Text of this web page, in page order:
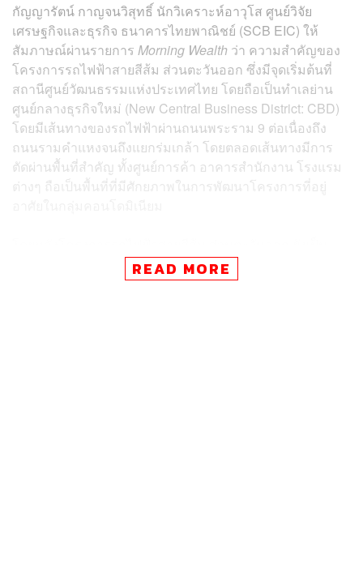
กัญญารัตน์ กาญจนวิสุทธิ์ นักวิเคราะห์อาวุโส ศูนย์วิจัย
เศรษฐกิจและธุรกิจ ธนาคารไทยพาณิชย์ (SCB EIC) ให้
สัมภาษณ์ผ่านรายการ Morning Wealth ว่า ความสำคัญของ
โครงการรถไฟฟ้าสายสีส้ม ส่วนตะวันออก ซึ่งมีจุดเริ่มต้นที่
สถานีศูนย์วัฒนธรรมแห่งประเทศไทย โดยถือเป็นทำเลย่าน
ศูนย์กลางธุรกิจใหม่ (New Central Business District: CBD)
โดยมีเส้นทางของรถไฟฟ้าผ่านถนนพระราม 9 ต่อเนื่องถึง
ถนนรามคำแหงจนถึงแยกร่มเกล้า โดยตลอดเส้นทางมีการ
ตัดผ่านพื้นที่สำคัญ ทั้งศูนย์การค้า อาคารสำนักงาน โรงแรม
ต่างๆ ถือเป็นพื้นที่ที่มีศักยภาพในการพัฒนาโครงการที่อยู่
ประตูเปิดการเดินทางไปสู่ฝั่งตะวันออกเฉียงเหนือของพื้นที่
กรุงเทพฯ ซึ่งมีเขตพื้นที่เชื่อมต่อเนื่องไปถึงเขตมีนบุรี คลอง
READ MORE